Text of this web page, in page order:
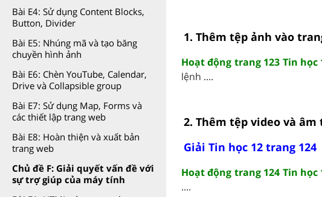
Bài E4: Sử dụng Content Blocks,
Button, Divider
Bài E5: Nhúng mã và tạo băng
chuyền hình ảnh
Bài E6: Chèn YouTube, Calendar,
Drive và Collapsible group
Bài E7: Sử dụng Map, Forms và
các thiết lập trang web
Bài E8: Hoàn thiện và xuất bản
trang web
Chủ đề F: Giải quyết vấn đề với
sự trợ giúp của máy tính
1. Thêm tệp ảnh vào
Hoạt động trang 123 Tin học
lệnh ....
2. Thêm tệp video và
Giải Tin học 12 trang 124
Hoạt động trang 124 Tin học
....